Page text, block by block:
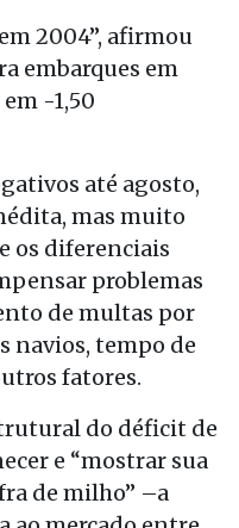
2004”, afirmou
embarques em
-1,50
até agosto,
mas muito
os diferenciais
problemas
de multas por
navios, tempo de
fatores.
do déficit de
e “mostrar sua
de milho” –a